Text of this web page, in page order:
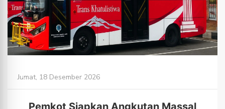
Jumat, 18 Desember 2026
Pemkot Siapkan Angkutan Massal